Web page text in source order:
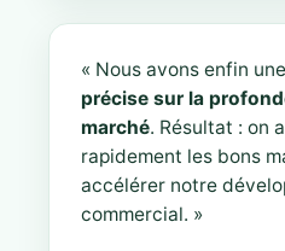
« Nous avons enfin une
précise sur la
marché. Résultat : on
rapidement les bons
accélérer notre
commercial. »